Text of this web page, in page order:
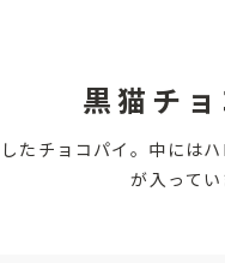
黒猫チ
たチョコパイ。中には
が入ってい